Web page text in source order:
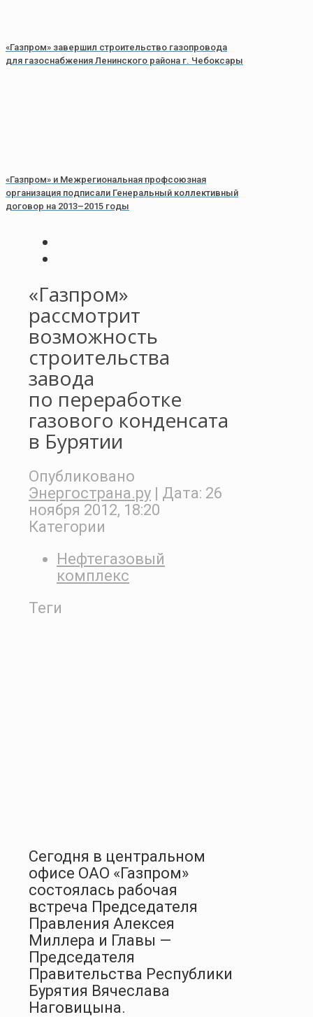
«Газпром» завершил строительство газопровода
для газоснабжения Ленинского района г. Чебоксары
«Газпром» и Межрегиональная профсоюзная
организация подписали Генеральный коллективный
договор на 2013–2015 годы
«Газпром»
рассмотрит
возможность
строительства
завода
по переработке
газового конденсата
в Бурятии
Опубликовано
Энергострана.ру | Дата: 26
ноября 2012, 18:20
Категории
Нефтегазовый
комплекс
Теги
Сегодня в центральном
офисе ОАО «Газпром»
состоялась рабочая
встреча Председателя
Правления Алексея
Миллера и Главы —
Председателя
Правительства Республики
Бурятия Вячеслава
Наговицына.